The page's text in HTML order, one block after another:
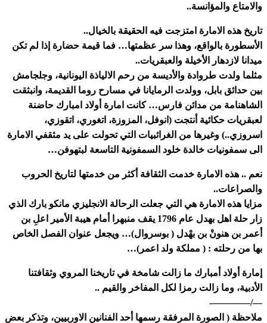
والامتاع والمؤانسة..
تاريخ هذه الامارة امتزجت فيه الحقيقة بالخيال..
الأسطورة بالواقع، وهذا سر عظمتها… فما قيمة حضارة إذا لم تكن
ميدانا لازدهار الأخيلة والعبقريات..
مثلما ولدت طروادة والأديسة من رحم الالياذة اليونانية، وجلجامش
بين حدائق بابل، وولدت الرمايانا في مسارح روما القديمة، وانبثقت
الشاهنامة من مدائن فارس… كانت امارة أولاد امبارك حاضنة
لعبقريات حكائية أنتجت (انوفل، المزوزة، اتغوري، اتقوزي،
اسروزي..) وغيرها من الغرائبيات التي تحولت على يد مثقفي الامارة
الى سمفونيات خالدة خلود السمفونية التاسعة لبتهوفن…
نعم .. هذه الامارة خدمت الثقافة أكثر من خدمتها لتاريخ الحروب
والصراعات..
مزايا هذه الامارة هي التي جعلت الرحالة الانجليزي مانكو بارك الذي
زار حلة اهل بهدل عام 1796 يقف منبهرا أمام هيبة الأمير اعلِ بن
أعمر بن هنونْ بن بهْدل ( بوسروال)… ويجعل عنوان الفصل الخاص
بها من رحلته : ( مملكة ولد اعمر)…
إمارة أولاد أمبارك ما زالت شامخة في تاريخنا المروي وثقافتنا
الأدبية، وما زالت رمزا لكل المفاخر والقيم ..
—/————-
ملاحظة ( الصورة المرفقة رسمها أحد الفنانين الاوربيين، وتذكر بعض